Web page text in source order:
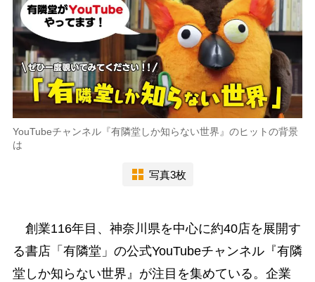
YouTubeチャンネル『有隣堂しか知らない世界』のヒットの背景
は
写真3枚
創業116年目、神奈川県を中心に約40店を展開す
る書店「有隣堂」の公式YouTubeチャンネル『有隣
堂しか知らない世界』が注目を集めている。企業